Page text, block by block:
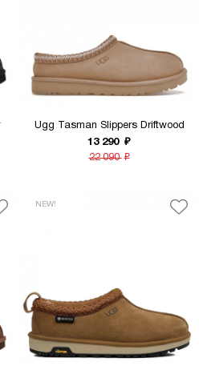
Ugg Tasman Slippers Driftwood
13 290 ₽
22 090 ₽
NEW!